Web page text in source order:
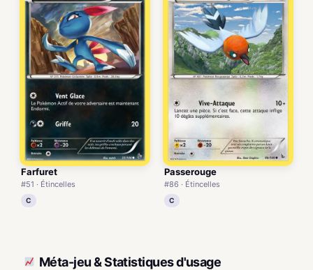
Farfuret
#51 · Étincelles
C
Passerouge
#86 · Étincelles
C
Méta-jeu & Statistiques d'usage